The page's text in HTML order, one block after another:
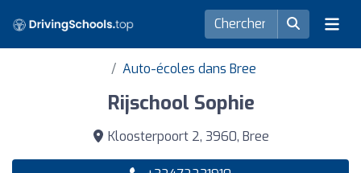
Auto-écoles dans Bree
Rijschool Sophie
Kloosterpoort 2, 3960, Bree